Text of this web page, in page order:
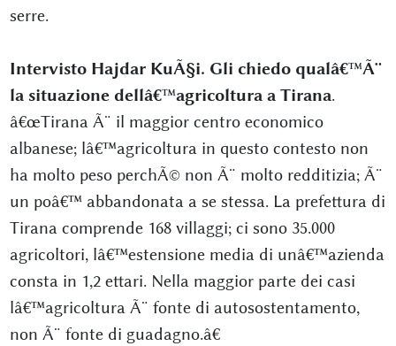
serre.
Intervisto Hajdar KuÃ§i. Gli chiedo qualâ€™Ã¨
la situazione dellâ€™agricoltura a Tirana.
â€œTirana Ã¨ il maggior centro economico
albanese; lâ€™agricoltura in questo contesto non
ha molto peso perchÃ© non Ã¨ molto redditizia; Ã¨
un poâ€™ abbandonata a se stessa. La prefettura di
Tirana comprende 168 villaggi; ci sono 35.000
agricoltori, lâ€™estensione media di unâ€™azienda
consta in 1,2 ettari. Nella maggior parte dei casi
lâ€™agricoltura Ã¨ fonte di autosostentamento,
non Ã¨ fonte di guadagno.â€